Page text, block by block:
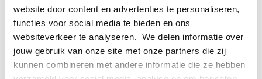
website door content en advertenties te personaliseren,
functies voor social media te bieden en ons
websiteverkeer te analyseren. We delen informatie over
jouw gebruik van onze site met onze partners die zij
kunnen combineren met andere informatie die ze hebben
MEER INFO
Whitepaper:
Biodiversity